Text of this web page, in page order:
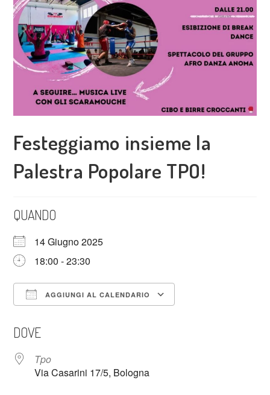
Festeggiamo insieme la
Palestra Popolare TPO!
QUANDO
14 Giugno 2025
18:00 - 23:30
AGGIUNGI AL CALENDARIO
DOVE
Tpo
Via Casarini 17/5, Bologna